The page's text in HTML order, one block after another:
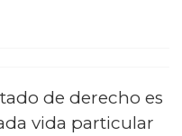
de derecho es
vida particular